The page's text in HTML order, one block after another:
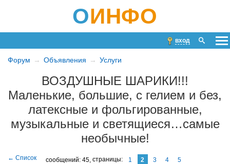
ОИНФО
вход
Форум Объявления Услуги
ВОЗДУШНЫЕ ШАРИКИ!!!
Маленькие, большие, с гелием и без,
латексные и фольгированные,
музыкальные и светящиеся…самые
необычные!
сообщений: 45, страницы: 1 2 3 4
5